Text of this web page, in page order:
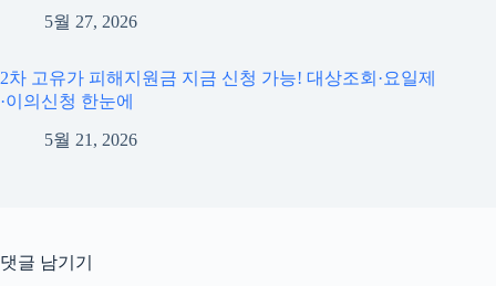
5월 27, 2026
2차 고유가 피해지원금 지금 신청 가능! 대상조회·요일제
·이의신청 한눈에
5월 21, 2026
댓글 남기기